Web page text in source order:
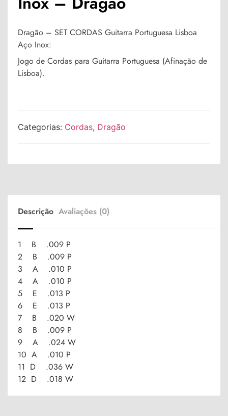
Dragão – SET CORDAS Guitarra Portuguesa Lisboa
Aço Inox:
Jogo de Cordas para Guitarra Portuguesa (Afinação de
Lisboa).
Categorias: Cordas, Dragão
Descrição Avaliações (0)
1 B .009 P
2 B .009 P
3 A .010 P
4 A .010 P
5 E .013 P
6 E .013 P
7 B .020 W
8 B .009 P
9 A .024 W
10 A .010 P
11 D .036 W
12 D .018 W